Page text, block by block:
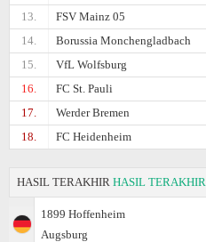
13.
FSV Mainz 05
14.
Borussia Monchengladbach
15.
VfL Wolfsburg
16.
FC St. Pauli
17.
Werder Bremen
18.
FC Heidenheim
HASIL TERAKHIR HASIL
1899 Hoffenheim
Augsburg